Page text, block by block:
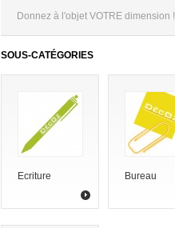
Donnez à l'objet VOTRE dimension !
SOUS-CATÉGORIES
Ecriture Bureau